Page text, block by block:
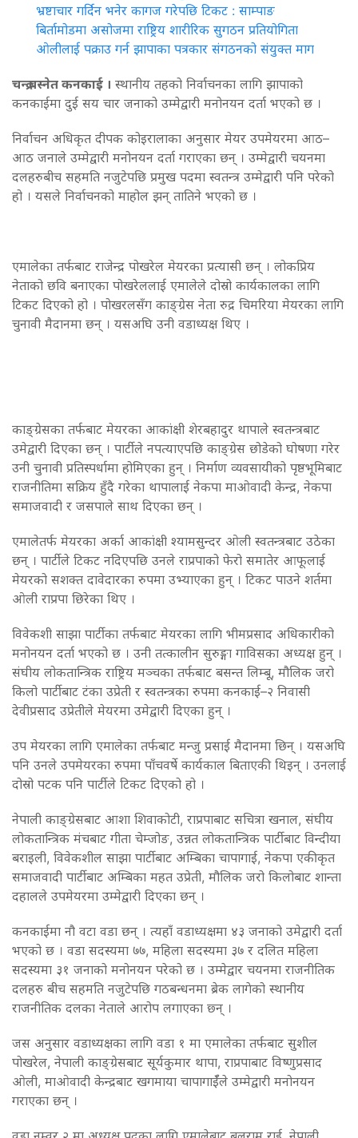
भ्रष्टाचार गर्दिन भनेर कागज गरेपछि टिकट : साम्पाङ
बिर्तामोडमा असोजमा राष्ट्रिय शारीरिक सुगठन प्रतियोगिता
ओलीलाई पक्राउ गर्न झापाका पत्रकार संगठनको संयुक्त माग
चन्द्र बस्नेत कनकाई । स्थानीय तहको निर्वाचनका लागि झापाको
कनकाईमा दुई सय चार जनाको उम्मेद्वारी मनोनयन दर्ता भएको छ ।
निर्वाचन अधिकृत दीपक कोइरालाका अनुसार मेयर उपमेयरमा आठ–
आठ जनाले उम्मेद्वारी मनोनयन दर्ता गराएका छन् । उम्मेद्वारी चयनमा
दलहरुबीच सहमति नजुटेपछि प्रमुख पदमा स्वतन्त्र उम्मेद्वारी पनि परेको
हो । यसले निर्वाचनको माहोल झन् तातिने भएको छ ।
एमालेका तर्फबाट राजेन्द्र पोखरेल मेयरका प्रत्यासी छन् । लोकप्रिय
नेताको छवि बनाएका पोखरेललाई एमालेले दोस्रो कार्यकालका लागि
टिकट दिएको हो । पोखरलसँग काङ्ग्रेस नेता रुद्र चिमरिया मेयरका लागि
चुनावी मैदानमा छन् । यसअघि उनी वडाध्यक्ष थिए ।
काङ्ग्रेसका तर्फबाट मेयरका आकांक्षी शेरबहादुर थापाले स्वतन्त्रबाट
उमेद्वारी दिएका छन् । पार्टीले नपत्याएपछि काङ्ग्रेस छोडेको घोषणा गरेर
उनी चुनावी प्रतिस्पर्धामा होमिएका हुन् । निर्माण व्यवसायीको पृष्ठभूमिबाट
राजनीतिमा सक्रिय हुँदै गरेका थापालाई नेकपा माओवादी केन्द्र, नेकपा
समाजवादी र जसपाले साथ दिएका छन् ।
एमालेतर्फ मेयरका अर्का आकांक्षी श्यामसुन्दर ओली स्वतन्त्रबाट उठेका
छन् । पार्टीले टिकट नदिएपछि उनले राप्रपाको फेरो समातेर आफूलाई
मेयरको सशक्त दावेदारका रुपमा उभ्याएका हुन् । टिकट पाउने शर्तमा
ओली राप्रपा छिरेका थिए ।
विवेकशी साझा पार्टीका तर्फबाट मेयरका लागि भीमप्रसाद अधिकारीको
मनोनयन दर्ता भएको छ । उनी तत्कालीन सुरुङ्गा गाविसका अध्यक्ष हुन् ।
संघीय लोकतान्त्रिक राष्ट्रिय मञ्चका तर्फबाट बसन्त लिम्बू, मौलिक जरो
किलो पार्टीबाट टंका उप्रेती र स्वतन्त्रका रुपमा कनकाई–२ निवासी
देवीप्रसाद उप्रेतीले मेयरमा उमेद्वारी दिएका हुन् ।
उप मेयरका लागि एमालेका तर्फबाट मन्जु प्रसाई मैदानमा छिन् । यसअघि
पनि उनले उपमेयरका रुपमा पाँचवर्षे कार्यकाल बिताएकी थिइन् । उनलाई
दोस्रो पटक पनि पार्टीले टिकट दिएको हो ।
नेपाली काङ्ग्रेसबाट आशा शिवाकोटी, राप्रपाबाट सचित्रा खनाल, संघीय
लोकतान्त्रिक मंचबाट गीता चेम्जोङ, उन्नत लोकतान्त्रिक पार्टीबाट विन्दीया
बराइली, विवेकशील साझा पार्टीबाट अम्बिका चापागाई, नेकपा एकीकृत
समाजवादी पार्टीबाट अम्बिका महत उप्रेती, मौलिक जरो किलोबाट शान्ता
दहालले उपमेयरमा उम्मेद्वारी दिएका छन् ।
कनकाईमा नौ वटा वडा छन् । त्यहाँ वडाध्यक्षमा ४३ जनाको उमेद्वारी दर्ता
भएको छ । वडा सदस्यमा ७७, महिला सदस्यमा ३७ र दलित महिला
सदस्यमा ३१ जनाको मनोनयन परेको छ । उम्मेद्वार चयनमा राजनीतिक
दलहरु बीच सहमति नजुटेपछि गठबन्धनमा ब्रेक लागेको स्थानीय
राजनीतिक दलका नेताले आरोप लगाएका छ्न् ।
जस अनुसार वडाध्यक्षका लागि वडा १ मा एमालेका तर्फबाट सुशील
पोखरेल, नेपाली काङ्ग्रेसबाट सूर्यकुमार थापा, राप्रपाबाट विष्णुप्रसाद
ओली, माओवादी केन्द्रबाट खगमाया चापागाईँले उम्मेद्वारी मनोनयन
गराएका छन् ।